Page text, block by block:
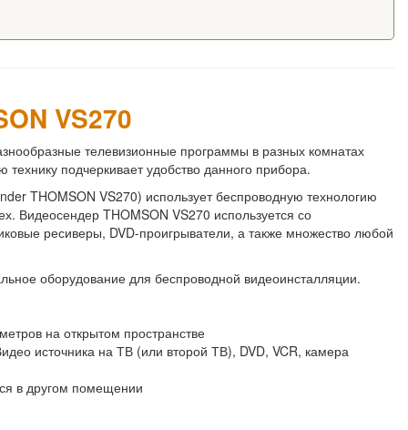
VS270
телевизионные программы в разных комнатах
подчеркивает удобство данного прибора.
THOMSON VS270) использует беспроводную технологию
Видеосендер THOMSON VS270 используется со
ресиверы, DVD-проигрыватели, а также множество любой
оборудование для беспроводной видеоинсталляции.
на открытом пространстве
источника на ТВ (или второй ТВ), DVD, VCR, камера
в другом помещении